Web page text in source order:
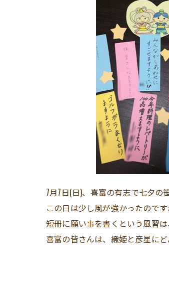
7月7日(日)、喜富の有志で七夕の
この日は少し風が強かったので
短冊に願い事を書くという風習
喜富の皆さんは、織姫と彦星に